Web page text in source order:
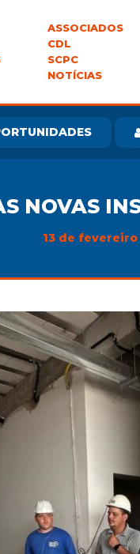
ASSOCIADOS
CDL
SCPC
NOTÍCIAS
NOVAS
13 de fevereiro